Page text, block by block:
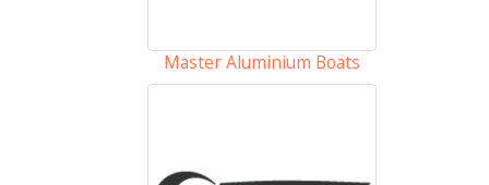
Master Aluminium Boats